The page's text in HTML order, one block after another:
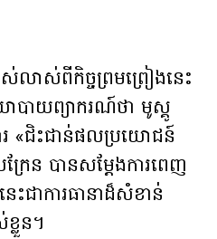
លាស់ពីកិច្ចព្រមព្រៀងនេះ
បាយព្យាករណ៍ថា មូស្គូ
រ «ជិះជាន់ផលប្រយោជន៍
ន បានសម្ដែងការពេញ
ជាការធានាដ៏សំខាន់
លួន។